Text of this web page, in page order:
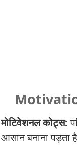
मोटिवेशनल कोट्स:
आसान बनाना पड़ता